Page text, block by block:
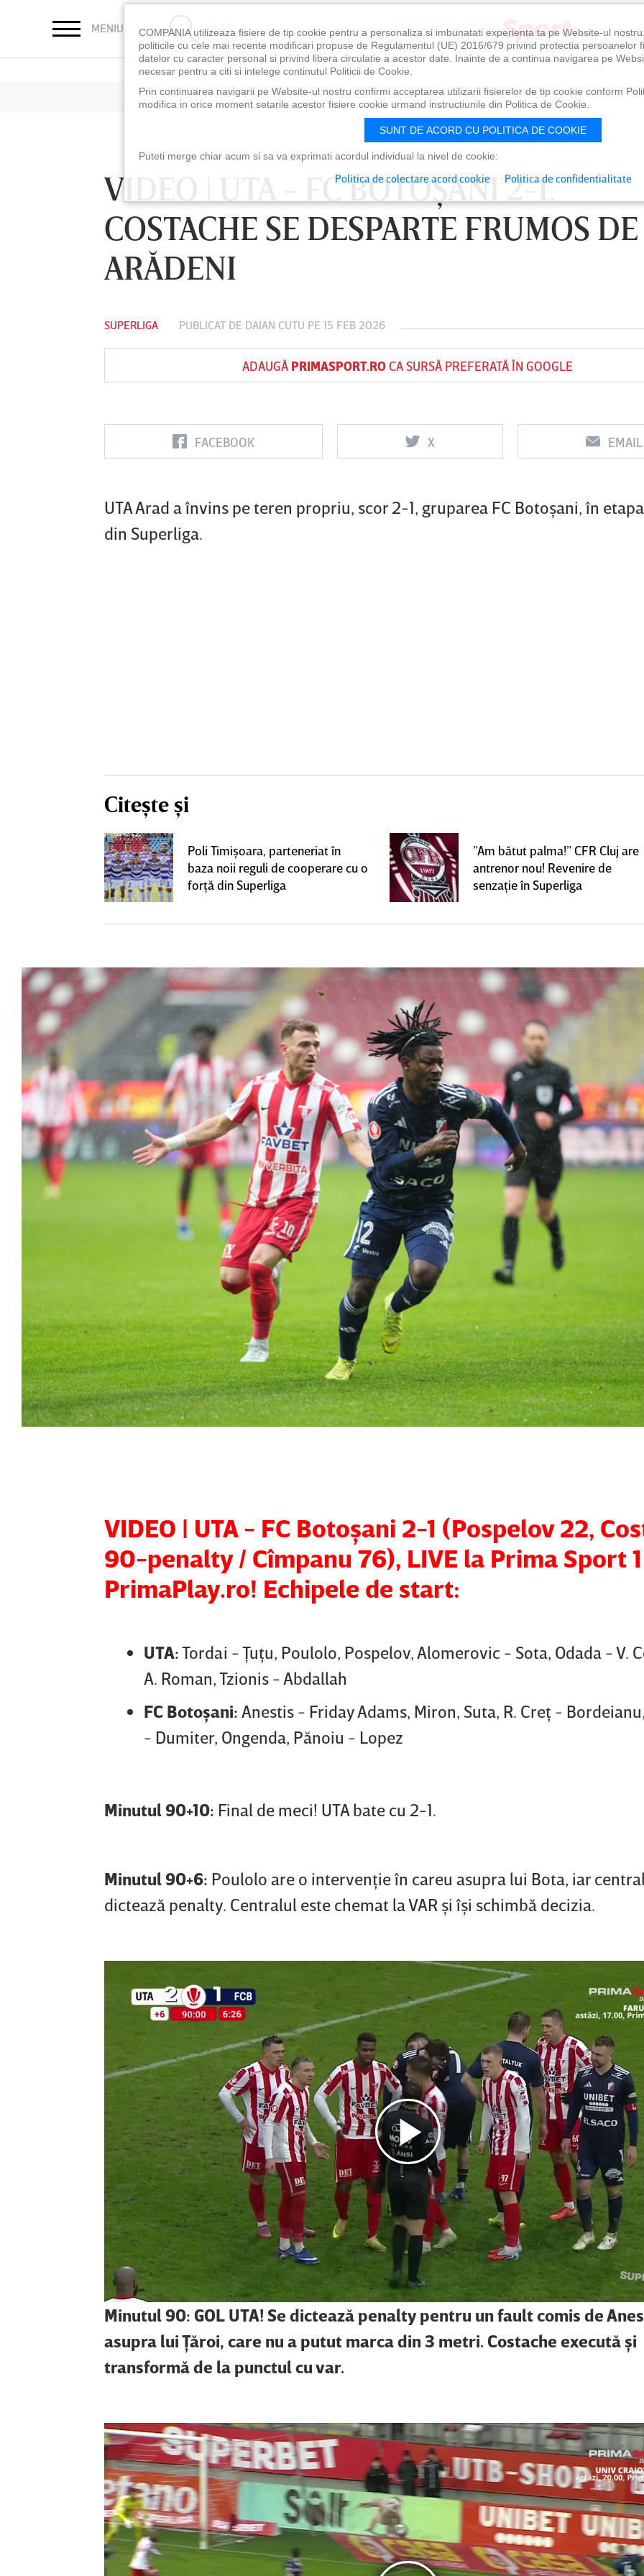
MENIU CAUTĂ
VIDEO | UTA - FC BOTOŞANI 2-1.
COSTACHE SE DESPARTE FRUMOS DE
ARĂDENI
SUPERLIGA PUBLICAT DE DAIAN CUTU PE 15 FEB 2026
ADAUGĂ PRIMASPORT.ROCA SURSĂ PREFERATĂ ÎN GOOGLE
FACEBOOK X EMAIL
UTA Arad a învins pe teren propriu, scor 2-1, gruparea FC Botoşani, în
din Superliga.
Citește și
Poli Timişoara, parteneriat în
baza noii reguli de cooperare cu o
forţă din Superliga
”Am bătut palma!” CFR Cluj are
antrenor nou! Revenire de
senzaţie în Superliga
VIDEO | UTA - FC Botoşani 2-1 (Pospelov 22,
90-penalty / Cîmpanu 76), LIVE la Prima Sport
PrimaPlay.ro! Echipele de start:
UTA:Tordai - Ţuţu, Poulolo, Pospelov, Alomerovic - Sota, Odada - V.
A. Roman, Tzionis - Abdallah
FC Botoşani: Anestis - Friday Adams, Miron, Suta, R. Creţ -
- Dumiter, Ongenda, Pănoiu - Lopez
Minutul 90+10: Final de meci! UTA bate cu 2-1.
Minutul 90+6: Poulolo are o intervenţie în careu asupra lui Bota, iar
dictează penalty. Centralul este chemat la VAR şi îşi schimbă decizia.
Minutul 90: GOL UTA! Se dictează penalty pentru un fault comis de
asupra lui Ţăroi, care nu a putut marca din 3 metri. Costache execută şi
transformă de la punctul cu var.
Sepsi OSK Sf
Vs
FCSB UTA Arad
0
Vs
Rapid
0
Farul
3
Vs
Csikszereda
2
COMPANIA utilizeaza fisiere de tip cookie pentru a personaliza si imbunatati experienta ta pe Website-ul
politicile cu cele mai recente modificari propuse de Regulamentul (UE) 2016/679 privind protectia persoanelor
datelor cu caracter personal si privind libera circulatie a acestor date. Inainte de a continua navigarea pe
necesar pentru a citi si intelege continutul Politicii de Cookie.
Prin continuarea navigarii pe Website-ul nostru confirmi acceptarea utilizarii fisierelor de tip cookie conform
modifica in orice moment setarile acestor fisiere cookie urmand instructiunile din Politica de Cookie.
SUNT DE ACORD CU POLITICA DE COOKIE
Puteti merge chiar acum si sa va exprimati acordul individual la nivel de cookie:
Politica de colectare acord cookie Politica de confidentialitate